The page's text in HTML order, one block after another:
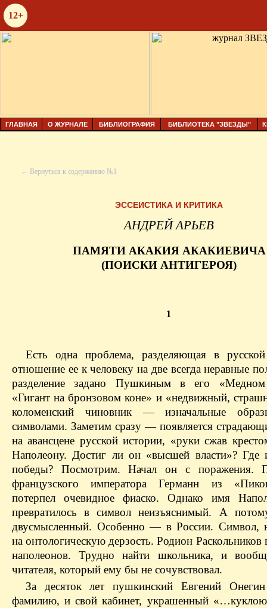
12+
ГЛАВНАЯ О ЖУРНАЛЕ БИБЛИОГРАФИЯ БИБЛИОТЕКА "ЗВЕЗДЫ"
← Вернуться к содержанию №1
ЭССЕИСТИКА И КРИТИКА
АНДРЕЙ АРЬЕВ
ПАМЯТИ АКАКИЯ АКАКИЕВИЧА
(ПОИСКИ АНТИГЕРОЯ)
1
Есть одна проблема, разделяющая в русской
отношение ее к человеку на две всегда неравные
разделение задано Пушкиным в его «Медном
«Гигант на бронзовом коне» и «недвижный,
коломенский чиновник — изначальные
символами. Заметим сразу — появляется
на авансцене русской истории, «руки сжав
Наполеону. Достиг ли он «высшей власти»?
победы? Посмотрим. Начал он с поражения.
французского императора Германн из
потерпел очевидное фиаско. Однако имя
превратилось в символ неизъяснимый. А
двусмысленный. Особенно — в России. Символ,
на онтологическую дерзость. Родион Раскольников
наполеонов. Трудно найти школьника, и
читателя, который ему бы не сочувствовал.
За десяток лет пушкинский Евгений
фамилию, и свой кабинет, украшенный